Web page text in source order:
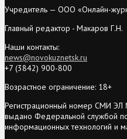
Учредитель — ООО «Онлайн-
Главный редактор - Макаров Г.Н.
Наши контакты:
news@novokuznetsk.ru
+7 (3842) 900-800
Возрастное ограничение: 18+
Регистрационный номер СМИ
выдано Федеральной службой
информационных технологий и